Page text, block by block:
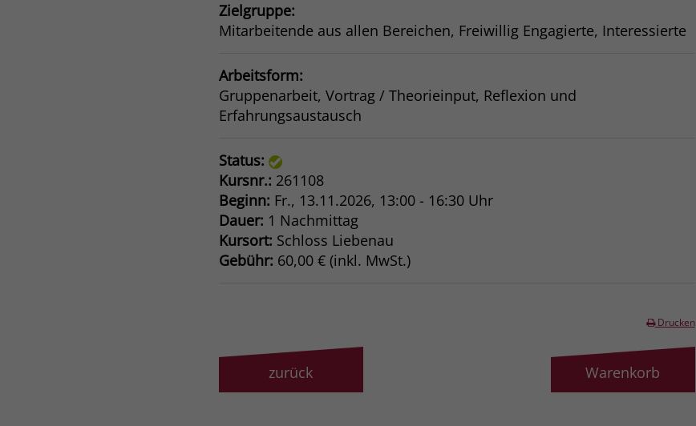
Zielgruppe:
Mitarbeitende aus allen Bereichen, Freiwillig Engagierte, Interessierte
Arbeitsform:
Gruppenarbeit, Vortrag / Theorieinput, Reflexion und
Erfahrungsaustausch
Status:
Kursnr.: 261108
Beginn: Fr., 13.11.2026, 13:00 - 16:30 Uhr
Dauer: 1 Nachmittag
Kursort: Schloss Liebenau
Gebühr: 60,00 € (inkl. MwSt.)
Drucken
zurück Warenkorb